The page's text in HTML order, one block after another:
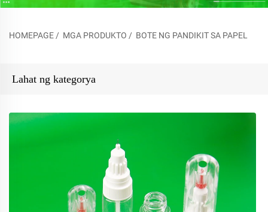
HOMEPAGE/ MGA PRODUKTO / BOTE NG PANDIKIT SA PAPEL
Lahat ng kategorya